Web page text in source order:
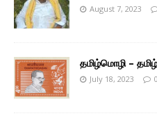
August 7, 2023
தமிழ்மொழி –
July 18, 2023 0